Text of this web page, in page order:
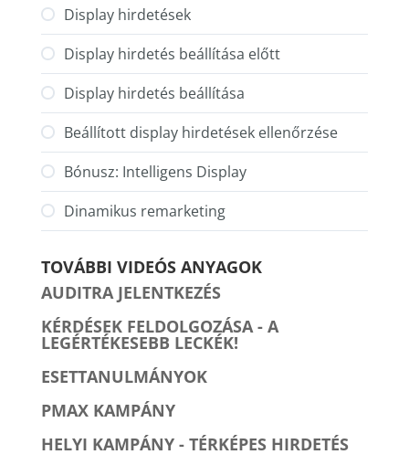
Display hirdetések
Display hirdetés beállítása előtt
Display hirdetés beállítása
Beállított display hirdetések ellenőrzése
Bónusz: Intelligens Display
Dinamikus remarketing
TOVÁBBI VIDEÓS ANYAGOK
AUDITRA JELENTKEZÉS
KÉRDÉSEK FELDOLGOZÁSA - A
LEGÉRTÉKESEBB LECKÉK!
ESETTANULMÁNYOK
PMAX KAMPÁNY
HELYI KAMPÁNY - TÉRKÉPES HIRDETÉS